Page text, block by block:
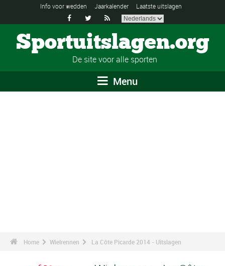
Info voor wedden Jaarkalender Laatste uitslagen
  
Sportuitslagen.org
De site voor alle sporten
Menu
Home Wielrennen La Côte Picarde 2014 - Uitslagen